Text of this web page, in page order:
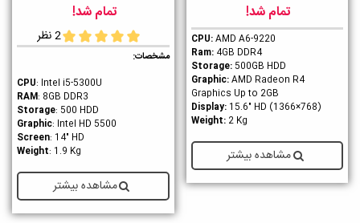
تمام شد!
CPU:AMD A6-9220
Ram:4GB DDR4
Storage:500GB HDD
Graphic:AMD Radeon R4
Graphics Up to 2GB
Display:15.6" HD (1366×768)
Weight:2 Kg
مشاهده بیشتر
تمام شد!
2 نظر
مشخصات:
CPU: Intel i5-5300U
RAM: 8GB DDR3
Storage: 500 HDD
Graphic: Intel HD 5500
Screen: 14" HD
Weight: 1.9 Kg
مشاهده بیشتر